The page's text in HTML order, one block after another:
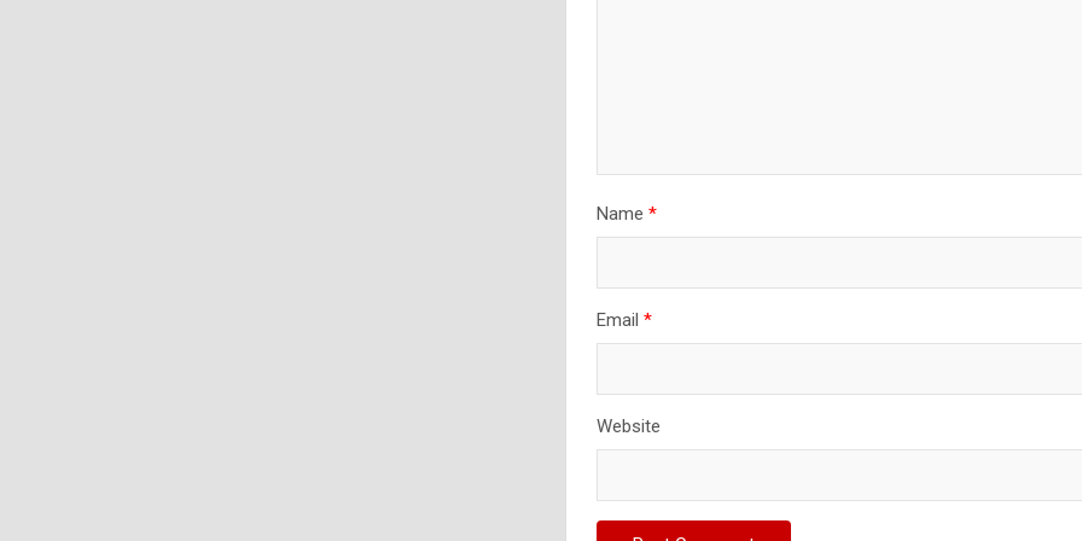
Name *
Email *
Website